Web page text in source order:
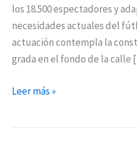
los 18.500 espectadores y
necesidades actuales del
actuación contempla la
grada en el fondo de la
Leer más »